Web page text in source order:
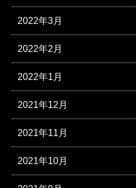
2022年3月
2022年2月
2022年1月
2021年12月
2021年11月
2021年10月